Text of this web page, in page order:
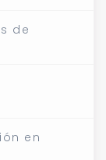
de
en